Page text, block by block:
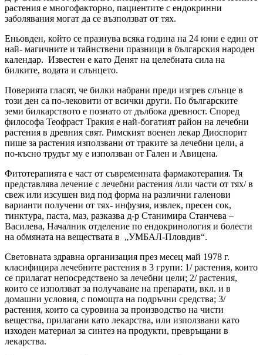
растения е многофакторно, пациентите с ендокринни
заболявания могат да се възползват от тях.
Еньовден, който се празнува всяка година на 24 юни е един от
най- магичните и тайнствени празници в българския народен
календар. Известен е като Денят на целебната сила на
билките, водата и слънцето.
Поверията гласят, че билки набрани преди изгрев слънце в
този ден са по-лековити от всички други. По българските
земи билкарството е познато от дълбока древност. Според
философа Теофраст Тракия е най-богатият район на лечебни
растения в древния свят. Римският военен лекар Диоспорит
пише за растения използвани от траките за лечебни цели, а
по-късно трудът му е използван от Гален и Авицена.
Фитотерапията е част от съвременната фармакотерапия. Тя
представлява лечение с лечебни растения /или части от тях/ в
свеж или изсушен вид под форма на различни галенови
варианти получени от тях- инфузия, извлек, пресен сок,
тинктура, паста, маз, разказва д-р Станимира Станчева –
Василева, Началник отделение по ендокринология и болести
на обмяната на веществата в „УМБАЛ-Пловдив“.
Световната здравна организация през месец май 1978 г.
класифицира лечебните растения в 3 групи: 1/ растения, които
се прилагат непосредствено за лечебни цели; 2/ растения,
които се използват за получаване на препарати, вкл. и в
домашни условия, с помощта на подръчни средства; 3/
растения, които са суровина за производство на чисти
вещества, прилагани като лекарства, или използвани като
изходен материал за синтез на продукти, превръщани в
лекарства.